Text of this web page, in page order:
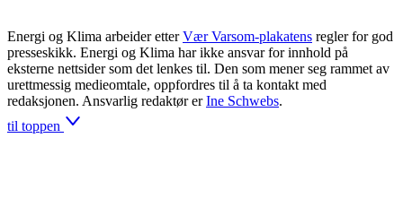
Energi og Klima arbeider etter Vær Varsom-plakatens regler for god
presseskikk. Energi og Klima har ikke ansvar for innhold på
eksterne nettsider som det lenkes til. Den som mener seg rammet av
urettmessig medieomtale, oppfordres til å ta kontakt med
redaksjonen. Ansvarlig redaktør er Ine Schwebs.
til toppen